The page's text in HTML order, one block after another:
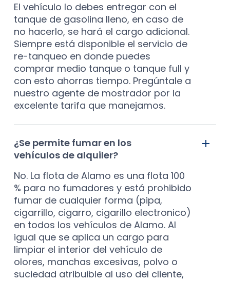
El vehículo lo debes entregar con el
tanque de gasolina lleno, en caso de
no hacerlo, se hará el cargo adicional.
Siempre está disponible el servicio de
re-tanqueo en donde puedes
comprar medio tanque o tanque full y
con esto ahorras tiempo. Pregúntale a
nuestro agente de mostrador por la
excelente tarifa que manejamos.
¿Se permite fumar en los
vehículos de alquiler?
No. La flota de Alamo es una flota 100
% para no fumadores y está prohibido
fumar de cualquier forma (pipa,
cigarrillo, cigarro, cigarillo electronico)
en todos los vehículos de Alamo. Al
igual que se aplica un cargo para
limpiar el interior del vehículo de
olores, manchas excesivas, polvo o
suciedad atribuible al uso del cliente,